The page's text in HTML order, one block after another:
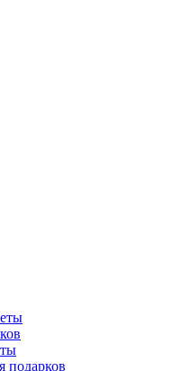
подарков